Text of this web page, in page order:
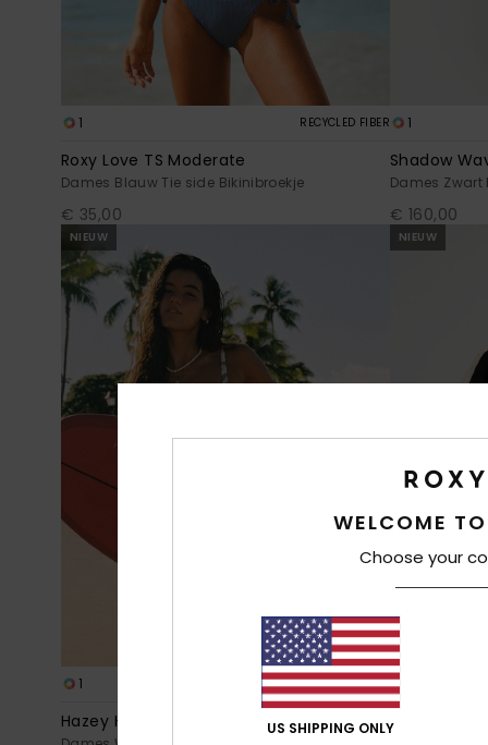
1 RECYCLED FIBER
Roxy Love TS Moderate
Dames Blauw Tie side Bikinibroekje
€ 35,00
1
Shadow
Dames
€ 160,00
NIEUW
1 RECYCLED FIBER
Hazey Hibiscus One-Piece
NIEUW
Boundless
WELCOME
Choose your
US SHIPPING ONLY